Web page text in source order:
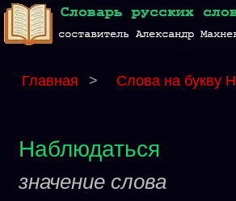
Главная > Слова на букву Н
Наблюдаться
значение слова